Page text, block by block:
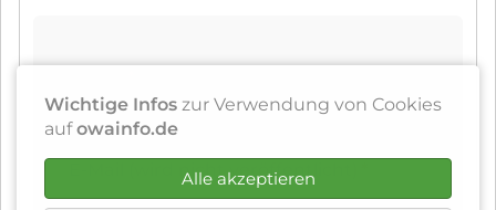
E-Mail (wird nicht veröffentlicht)
Wichtige Infos zur Verwendung von Cookies
aufowainfo.de
Alle akzeptieren